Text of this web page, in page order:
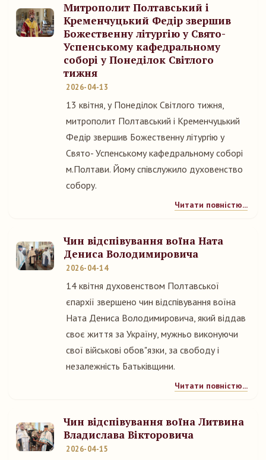
Митрополит Полтавський і
Кременчуцький Федір звершив
Божественну літургію у Свято-
Успенському кафедральному
соборі у Понеділок Світлого
тижня
2026-04-13
13 квітня, у Понеділок Світлого тижня,
митрополит Полтавський і Кременчуцький
Федір звершив Божественну літургію у
Свято- Успенському кафедральному соборі
м.Полтави. Йому співслужило духовенство
собору.
Читати повністю...
Чин відспівування воїна Ната
Дениса Володимировича
2026-04-14
14 квітня духовенством Полтавської
єпархії звершено чин відспівування воїна
Ната Дениса Володимировича, який віддав
своє життя за Україну, мужньо виконуючи
свої військові обов"язки, за свободу і
незалежність Батьківщини.
Читати повністю...
Чин відспівування воїна Литвина
Владислава Вікторовича
2026-04-15